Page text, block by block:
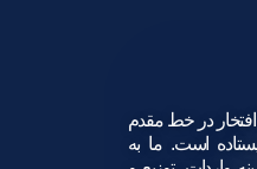
افتخار در خط مقدم
است. ما به